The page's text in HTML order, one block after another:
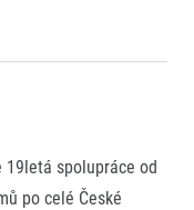
19letá spolupráce od
po celé České